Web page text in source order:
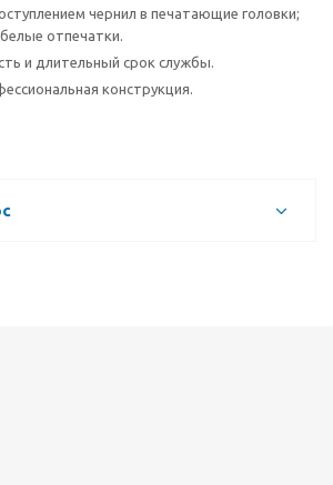
чернил в печатающие головки;
отпечатки.
и длительный срок службы.
конструкция.